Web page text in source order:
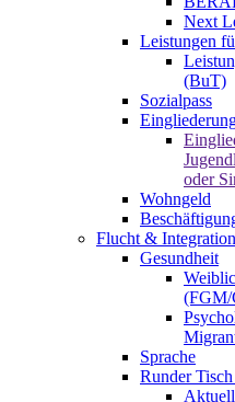
Next
Leistungen
(BuT)
Sozialpass
oder
Wohngeld
Flucht & Integration
Gesundheit
(FGM/
Sprache
Runder